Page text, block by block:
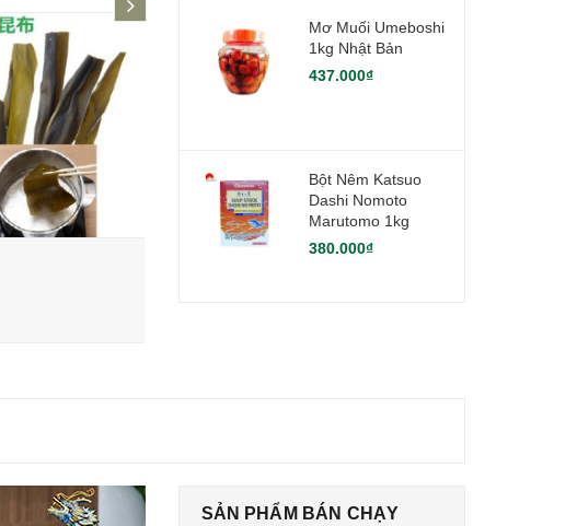
Mơ Muối Umeboshi
1kg Nhật Bản
437.000₫
Bột Nêm Katsuo
Dashi Nomoto
Marutomo 1kg
380.000₫
SẢN PHẨM BÁN CHẠY